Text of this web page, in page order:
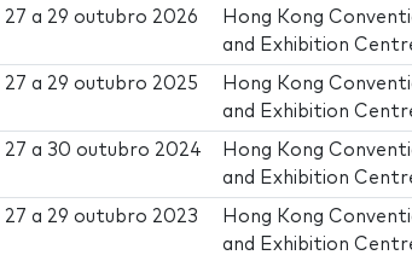
27 a 29 outubro 2026
Hong Kong
and Exhibition
27 a 29 outubro 2025
Hong Kong
and Exhibition
27 a 30 outubro 2024
Hong Kong
and Exhibition
27 a 29 outubro 2023
Hong Kong
and Exhibition